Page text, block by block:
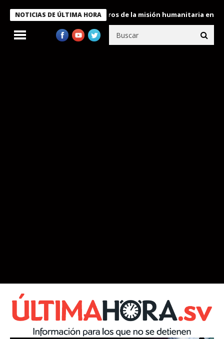
NOTICIAS DE ÚLTIMA HORA
condecora a miembros de la misión humanitaria enviada a